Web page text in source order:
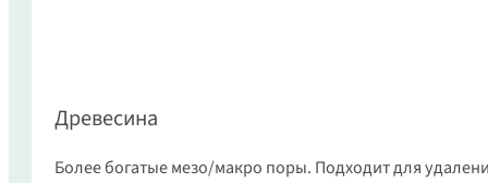
Древесина
Более богатые мезо/макро поры. Подходит для